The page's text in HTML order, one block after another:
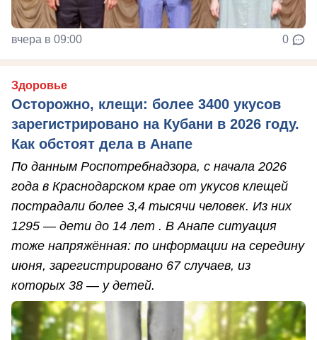
вчера в 09:00 0
Здоровье
Осторожно, клещи: более 3400 укусов
зарегистрировано на Кубани в 2026 году.
Как обстоят дела в Анапе
По данным Роспотребнадзора, с начала 2026
года в Краснодарском крае от укусов клещей
пострадали более 3,4 тысячи человек. Из них
1295 — дети до 14 лет . В Анапе ситуация
тоже напряжённая: по информации на середину
июня, зарегистрировано 67 случаев, из
которых 38 — у детей.